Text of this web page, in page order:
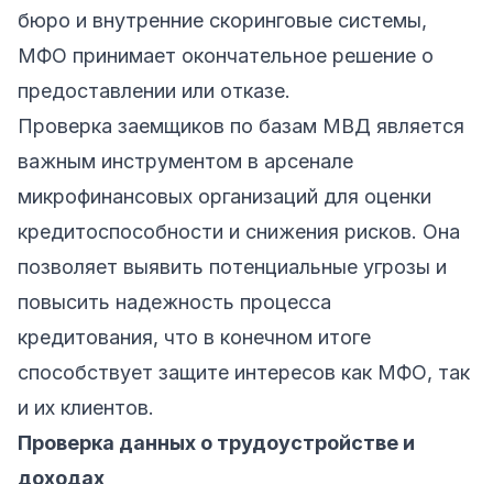
бюро и внутренние скоринговые системы,
МФО принимает окончательное решение о
предоставлении или отказе.
Проверка заемщиков по базам МВД является
важным инструментом в арсенале
микрофинансовых организаций для оценки
кредитоспособности и снижения рисков. Она
позволяет выявить потенциальные угрозы и
повысить надежность процесса
кредитования, что в конечном итоге
способствует защите интересов как МФО, так
и их клиентов.
Проверка данных о трудоустройстве и
доходах